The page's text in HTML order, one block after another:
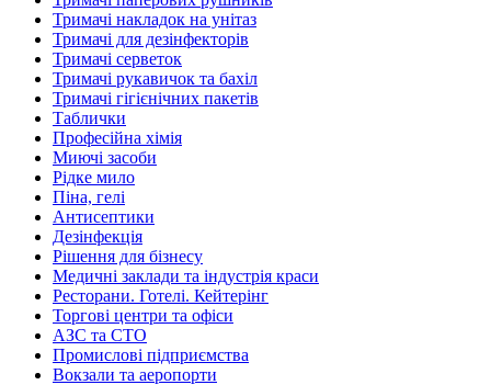
Тримачі накладок на унітаз
Тримачі для дезінфекторів
Тримачі серветок
Тримачі рукавичок та бахіл
Тримачі гігієнічних пакетів
Таблички
Професійна хімія
Миючі засоби
Рідке мило
Піна, гелі
Антисептики
Дезінфекція
Рішення для бізнесу
Медичні заклади та індустрія краси
Ресторани. Готелі. Кейтерінг
Торгові центри та офіси
АЗС та СТО
Промислові підприємства
Вокзали та аеропорти